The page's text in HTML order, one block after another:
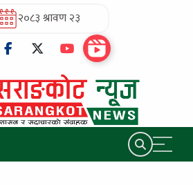
२०८३ श्रावण २३